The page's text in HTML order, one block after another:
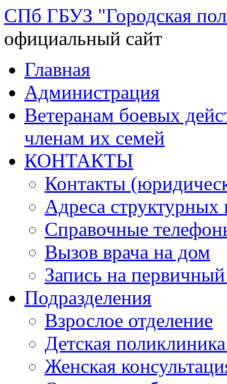
СПб ГБУЗ "Городская
официальный сайт
Перейти
содержимому
Главная
Администрация
Ветеранам боевых
членам их семей
КОНТАКТЫ
Контакты
Адреса структурных
Справочные
Вызов врача на дом
Запись на
Подразделения
Взрослое отделение
Детская
Женская